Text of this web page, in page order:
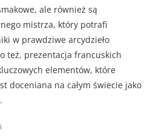
ale również są
mistrza, który potrafi
w prawdziwe arcydzieło
też, prezentacja francuskich
elementów, które
doceniana na całym świecie jako